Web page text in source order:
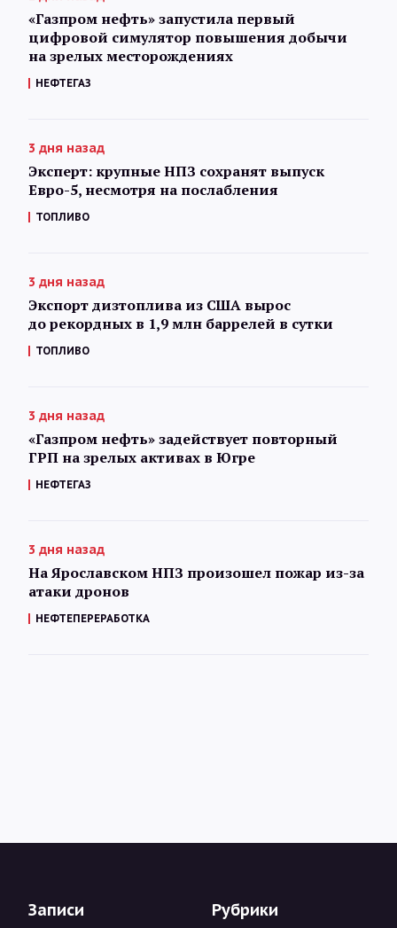
«Газпром нефть» запустила первый
цифровой симулятор повышения добычи
на зрелых месторождениях
НЕФТЕГАЗ
3 дня назад
Эксперт: крупные НПЗ сохранят выпуск
Евро-5, несмотря на послабления
ТОПЛИВО
3 дня назад
Экспорт дизтоплива из США вырос
до рекордных в 1,9 млн баррелей в сутки
ТОПЛИВО
3 дня назад
«Газпром нефть» задействует повторный
ГРП на зрелых активах в Югре
НЕФТЕГАЗ
3 дня назад
На Ярославском НПЗ произошел пожар из-за
атаки дронов
НЕФТЕПЕРЕРАБОТКА
Записи Рубрики